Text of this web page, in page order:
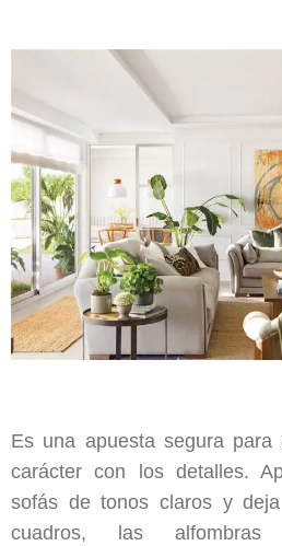
Es una apuesta segura
carácter con los detalles.
sofás de tonos claros y
cuadros, las